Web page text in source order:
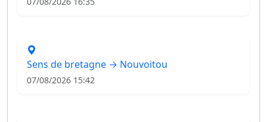
Sens de bretagne → Nouvoitou
07/08/2026 15:42